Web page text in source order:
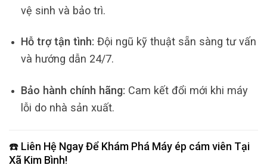
vệ sinh và bảo trì.
Hỗ trợ tận tình: Đội ngũ kỹ thuật sẵn sàng tư vấn
và hướng dẫn 24/7.
Bảo hành chính hãng: Cam kết đổi mới khi máy
lỗi do nhà sản xuất.
☎️ Liên Hệ Ngay Để Khám Phá Máy ép cám viên Tại
Xã Kim Bình!